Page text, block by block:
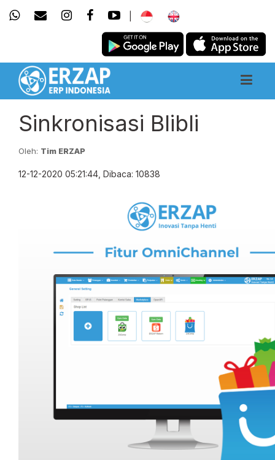
Sinkronisasi Blibli
Oleh: Tim ERZAP
12-12-2020 05:21:44, Dibaca: 10838